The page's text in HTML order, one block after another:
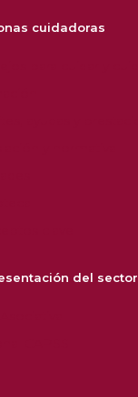
cuidadoras
del sector